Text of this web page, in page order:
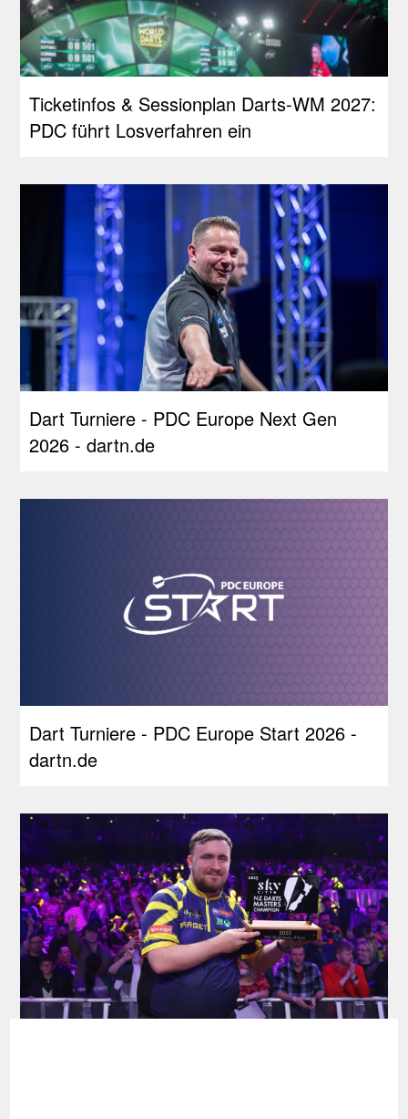
Ticketinfos & Sessionplan Darts-WM 2027:
PDC führt Losverfahren ein
Dart Turniere - PDC Europe Next Gen
2026 - dartn.de
Dart Turniere - PDC Europe Start 2026 -
dartn.de